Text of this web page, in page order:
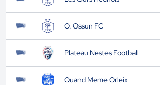
O. Ossun FC
Plateau Nestes Football
Quand Meme Orleix